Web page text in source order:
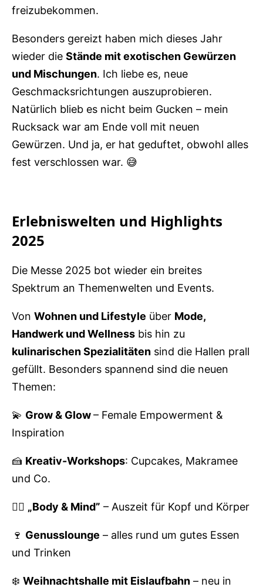
freizubekommen.
Besonders gereizt haben mich dieses Jahr
wieder die Stände mit exotischen Gewürzen
und Mischungen. Ich liebe es, neue
Geschmacksrichtungen auszuprobieren.
Natürlich blieb es nicht beim Gucken – mein
Rucksack war am Ende voll mit neuen
Gewürzen. Und ja, er hat geduftet, obwohl alles
fest verschlossen war. 😅
Erlebniswelten und Highlights
2025
Die Messe 2025 bot wieder ein breites
Spektrum an Themenwelten und Events.
Von Wohnen und Lifestyle über Mode,
Handwerk und Wellness bis hin zu
kulinarischen Spezialitäten sind die Hallen prall
gefüllt. Besonders spannend sind die neuen
Themen:
💫 Grow & Glow– Female Empowerment &
Inspiration
🍰 Kreativ-Workshops: Cupcakes, Makramee
und Co.
🧘‍♀️ „Body & Mind” – Auszeit für Kopf und Körper
🍷 Genusslounge – alles rund um gutes Essen
und Trinken
❄️ Weihnachtshalle mit Eislaufbahn – neu in